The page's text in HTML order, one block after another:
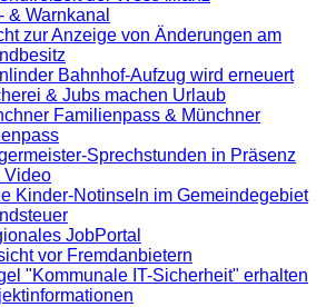
& Warnkanal
zur Anzeige von Änderungen am
Bahnhof-Aufzug wird erneuert
& Jubs machen Urlaub
Familienpass & Münchner
Sprechstunden in Präsenz
Video
Kinder-Notinseln im Gemeindegebiet
JobPortal
vor Fremdanbietern
"Kommunale IT-Sicherheit" erhalten